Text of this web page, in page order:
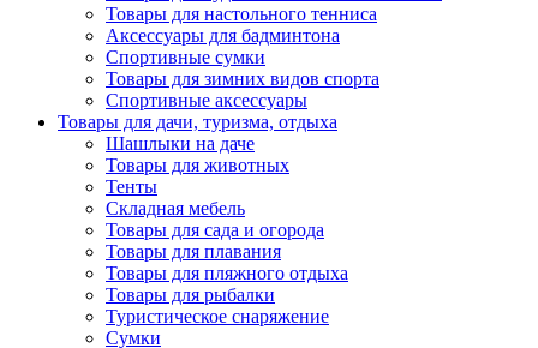
Товары для настольного тенниса
Аксессуары для бадминтона
Спортивные сумки
Товары для зимних видов спорта
Спортивные аксессуары
Товары для дачи, туризма, отдыха
Шашлыки на даче
Товары для животных
Тенты
Складная мебель
Товары для сада и огорода
Товары для плавания
Товары для пляжного отдыха
Товары для рыбалки
Туристическое снаряжение
Сумки